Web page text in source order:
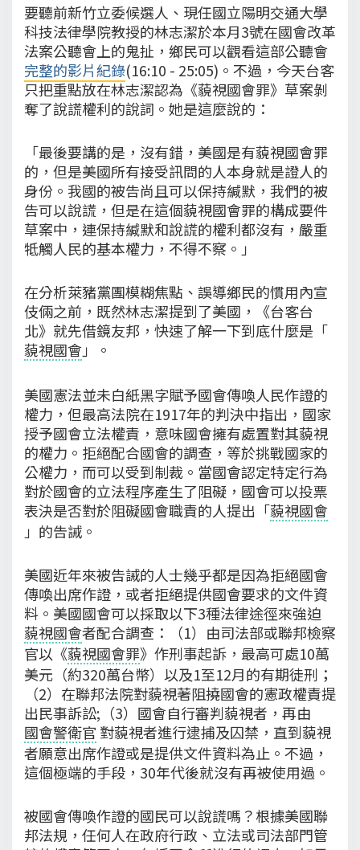
要聽前新竹立委候選人、現任國立陽明交通大學
科技法律學院教授的林志潔於本月3號在國會改革
法案公聽會上的鬼扯，鄉民可以觀看這部公聽會
完整的影片紀錄(16:10 - 25:05)。不過，今天台客
只把重點放在林志潔認為《藐視國會罪》草案剝
奪了說謊權利的說詞。她是這麼說的：
「最後要講的是，沒有錯，美國是有藐視國會罪
的，但是美國所有接受訊問的人本身就是證人的
身份。我國的被告尚且可以保持緘默，我們的被
告可以說謊，但是在這個藐視國會罪的構成要件
草案中，連保持緘默和說謊的權利都沒有，嚴重
牴觸人民的基本權力，不得不察。」
在分析萊豬黨團模糊焦點、誤導鄉民的慣用內宣
伎倆之前，既然林志潔提到了美國，《台客台
北》就先借鏡友邦，快速了解一下到底什麼是「
藐視國會」。
美國憲法並未白紙黑字賦予國會傳喚人民作證的
權力，但最高法院在1917年的判決中指出，國家
授予國會立法權責，意味國會擁有處置對其藐視
的權力。拒絕配合國會的調查，等於挑戰國家的
公權力，而可以受到制裁。當國會認定特定行為
對於國會的立法程序產生了阻礙，國會可以投票
表決是否對於阻礙國會職責的人提出「藐視國會
」的告誡。
美國近年來被告誡的人士幾乎都是因為拒絕國會
傳喚出席作證，或者拒絕提供國會要求的文件資
料。美國國會可以採取以下3種法律途徑來強迫
藐視國會者配合調查：（1）由司法部或聯邦檢察
官以《藐視國會罪》作刑事起訴，最高可處10萬
美元（約320萬台幣）以及1至12月的有期徒刑；
（2）在聯邦法院對藐視著阻撓國會的憲政權責提
出民事訴訟;（3）國會自行審判藐視者，再由
國會警衛官 對藐視者進行逮捕及囚禁，直到藐視
者願意出席作證或是提供文件資料為止。不過，
這個極端的手段，30年代後就沒有再被使用過。
被國會傳喚作證的國民可以說謊嗎？根據美國聯
邦法規，任何人在政府行政、立法或司法部門管